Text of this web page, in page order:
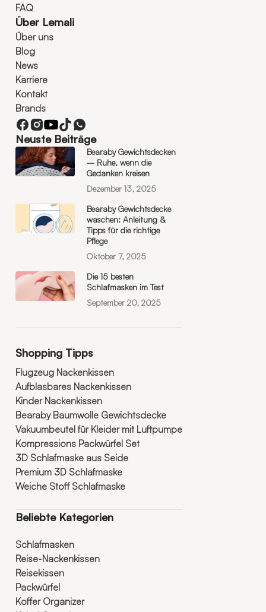
FAQ
Über Lemali
Über uns
Blog
News
Karriere
Kontakt
Brands
Neuste Beiträge
Bearaby Gewichtsdecken
– Ruhe, wenn die
Gedanken kreisen
Dezember 13, 2025
Bearaby Gewichtsdecke
waschen: Anleitung &
Tipps für die richtige
Pflege
Oktober 7, 2025
Die 15 besten
Schlafmasken im Test
September 20, 2025
Shopping Tipps
Flugzeug Nackenkissen
Aufblasbares Nackenkissen
Kinder Nackenkissen
Bearaby Baumwolle Gewichtsdecke
Vakuumbeutel für Kleider mit Luftpumpe
Kompressions Packwürfel Set
3D Schlafmaske aus Seide
Premium 3D Schlafmaske
Weiche Stoff Schlafmaske
Beliebte Kategorien
Schlafmasken
Reise-Nackenkissen
Reisekissen
Packwürfel
Koffer Organizer